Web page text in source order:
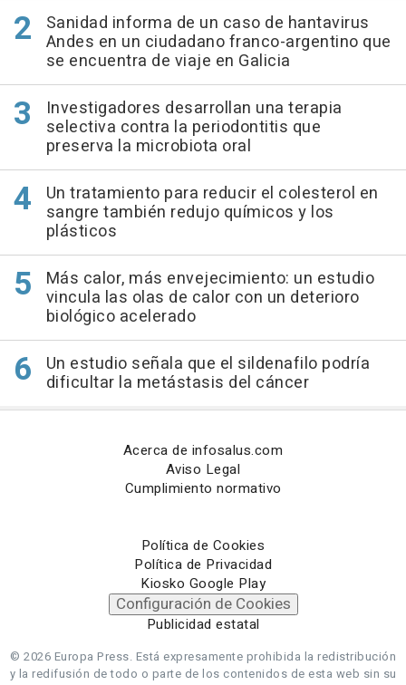
Sanidad informa de un caso de hantavirus
Andes en un ciudadano franco-argentino que
se encuentra de viaje en Galicia
Investigadores desarrollan una terapia
selectiva contra la periodontitis que
preserva la microbiota oral
Un tratamiento para reducir el colesterol en
sangre también redujo químicos y los
plásticos
Más calor, más envejecimiento: un estudio
vincula las olas de calor con un deterioro
biológico acelerado
Un estudio señala que el sildenafilo podría
dificultar la metástasis del cáncer
Acerca de infosalus.com
Aviso Legal
Cumplimiento normativo
Política de Cookies
Política de Privacidad
Kiosko Google Play
Configuración de Cookies
Publicidad estatal
© 2026 Europa Press. Está expresamente prohibida la redistribución
y la redifusión de todo o parte de los contenidos de esta web sin su